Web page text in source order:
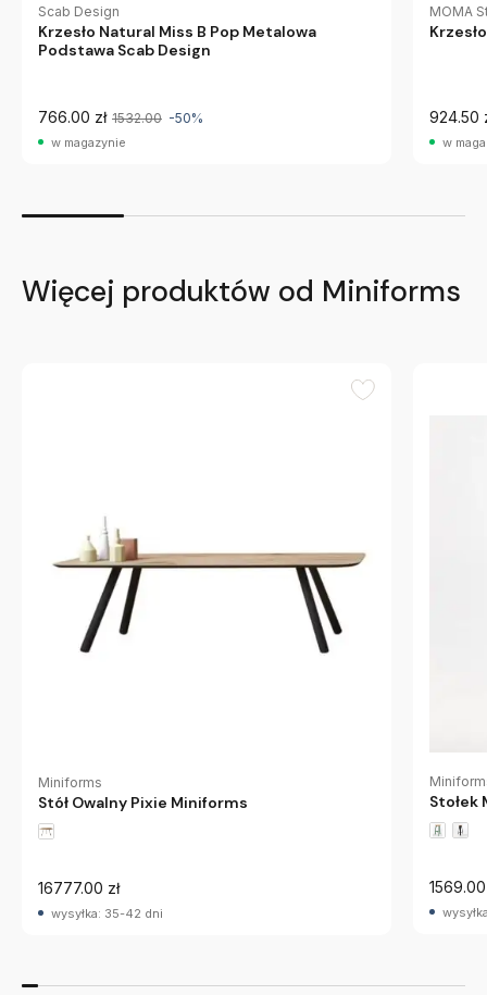
Scab Design
Krzesło Natural Miss B Pop Metalowa
Podstawa Scab Design
766.00 zł 1532.00 -50%
w magazynie
MOMA
924.50
w
Więcej produktów od Miniforms
Miniforms
Stół Owalny Pixie Miniforms
16777.00 zł
wysyłka: 35-42 dni
Stołek
1569.00